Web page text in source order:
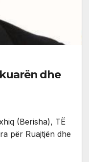
dhe
(Berisha), TË
për Ruajtjën dhe